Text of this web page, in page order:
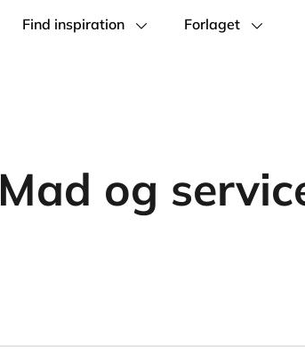
Find inspiration Forlaget
Mad og